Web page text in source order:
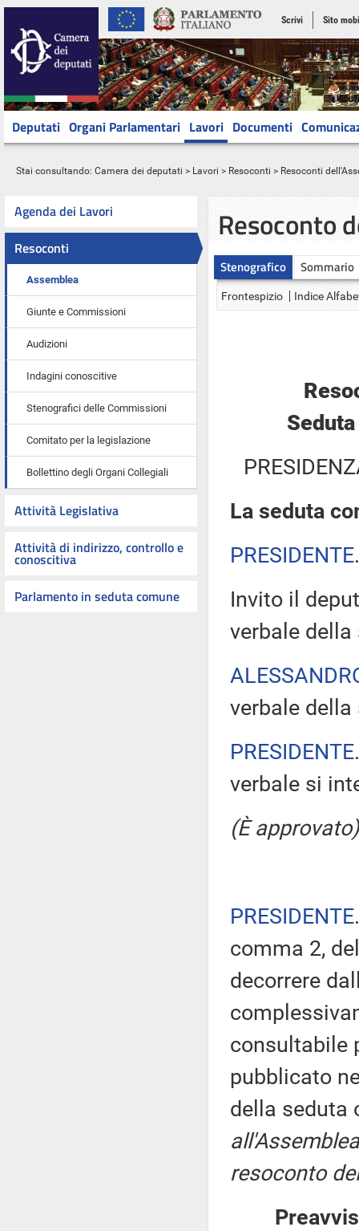
Scrivi Sito
Deputati Organi Parlamentari Lavori Documenti
Stai consultando: Camera dei deputati > Lavori > Resoconti > Resoconti
Agenda dei Lavori
Resoconti
Assemblea
Giunte e Commissioni
Audizioni
Indagini conoscitive
Stenografici delle Commissioni
Comitato per la legislazione
Bollettino degli Organi Collegiali
Attività Legislativa
Attività di indirizzo, controllo e
conoscitiva
Parlamento in seduta comune
Resoconto
Stenografico Sommario
Frontespizio Indice
La seduta
PRESIDENTE
Invito il
verbale della
verbale
PRESIDENTE
verbale si
(È approvato)
PRESIDENTE
comma 2,
decorrere
consultabile
pubblicato
della seduta
resoconto